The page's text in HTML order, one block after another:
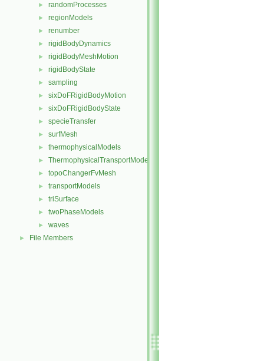
► randomProcesses
► regionModels
► renumber
► rigidBodyDynamics
► rigidBodyMeshMotion
► rigidBodyState
► sampling
► sixDoFRigidBodyMotion
► sixDoFRigidBodyState
► specieTransfer
► surfMesh
► thermophysicalModels
► ThermophysicalTransportModels
► topoChangerFvMesh
► transportModels
► triSurface
► twoPhaseModels
► waves
► File Members